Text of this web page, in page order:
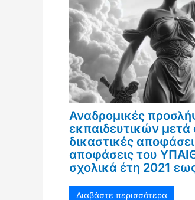
Αναδρομικές
εκπαιδευτικών μετά
δικαστικές
αποφάσεις του
σχολικά έτη 2021
Διαβάστε περισσότερα